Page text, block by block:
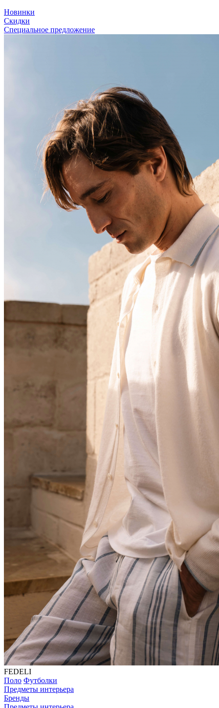
Новинки
Скидки
Специальное предложение
FEDELI
Поло Футболки
Предметы интерьера
Бренды